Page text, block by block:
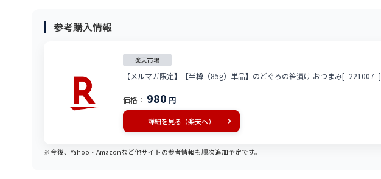
参考購入情報
楽天市場
【メルマガ限定】【半樽（85g）単品】のどぐろの笹漬け おつまみ[_221007_]
価格： 980 円
詳細を見る（楽天へ）
※今後、Yahoo・Amazonなど他サイトの参考情報も順次追加予定です。